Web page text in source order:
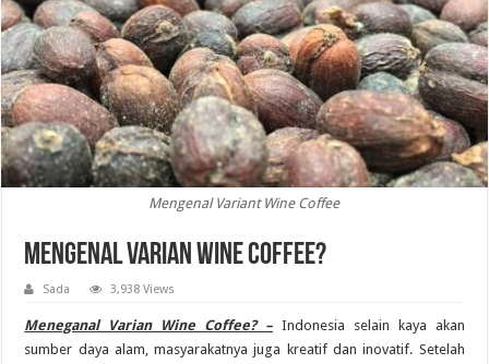
Mengenal Variant Wine Coffee
Mengenal Varian Wine Coffee?
Sada 3,938 Views
Meneganal Varian Wine Coffee? – Indonesia selain kaya akan
sumber daya alam, masyarakatnya juga kreatif dan inovatif. Setelah